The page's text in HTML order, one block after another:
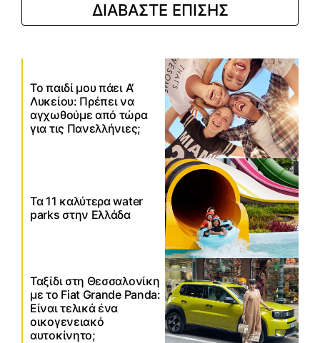
ΔΙΑΒΑΣΤΕ ΕΠΙΣΗΣ
Το παιδί μου πάει Α’
Λυκείου: Πρέπει να
αγχωθούμε από τώρα
για τις Πανελλήνιες;
Τα 11 καλύτερα water
parks στην Ελλάδα
Ταξίδι στη Θεσσαλονίκη
με το Fiat Grande Panda:
Είναι τελικά ένα
οικογενειακό
αυτοκίνητο;